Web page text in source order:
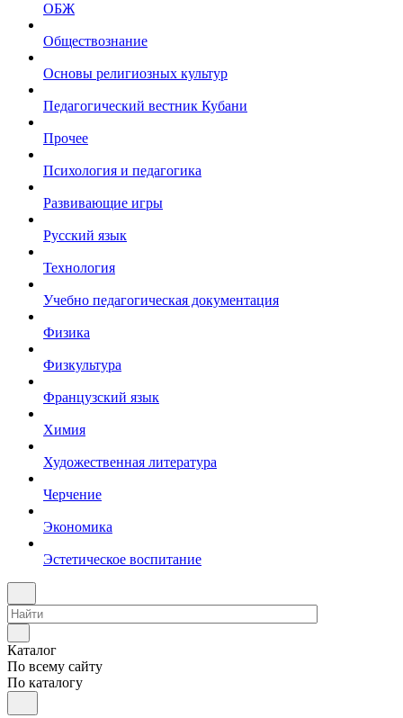
ОБЖ
Обществознание
Основы религиозных культур
Педагогический вестник Кубани
Прочее
Психология и педагогика
Развивающие игры
Русский язык
Технология
Учебно педагогическая документация
Физика
Физкультура
Французский язык
Химия
Художественная литература
Черчение
Экономика
Эстетическое воспитание
Каталог
По всему сайту
По каталогу